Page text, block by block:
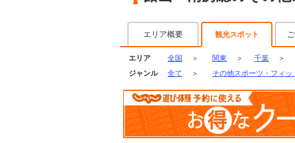
エリア概要 観光スポット
エリア 全国 ＞ 関東 ＞ 千葉 ＞
ジャンル
全て ＞ その他スポーツ・フィッ